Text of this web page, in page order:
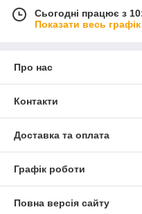
Сьогодні працює з
Показати весь
Про нас
Контакти
Доставка та оплата
Графік роботи
Повна версія сайту